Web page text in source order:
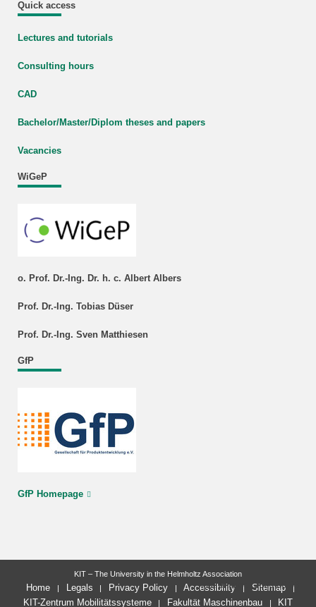
Quick access
Lectures and tutorials
Consulting hours
CAD
Bachelor/Master/Diplom theses and papers
Vacancies
WiGeP
o. Prof. Dr.-Ing. Dr. h. c. Albert Albers
Prof. Dr.-Ing. Tobias Düser
Prof. Dr.-Ing. Sven Matthiesen
GfP
GfP Homepage
last change: 2026-08-03
KIT – The University in the Helmholtz Association
Home Legals Privacy Policy Accessibility
Sitemap
KIT-Zentrum Mobilitätssysteme
Fakultät Maschinenbau KIT